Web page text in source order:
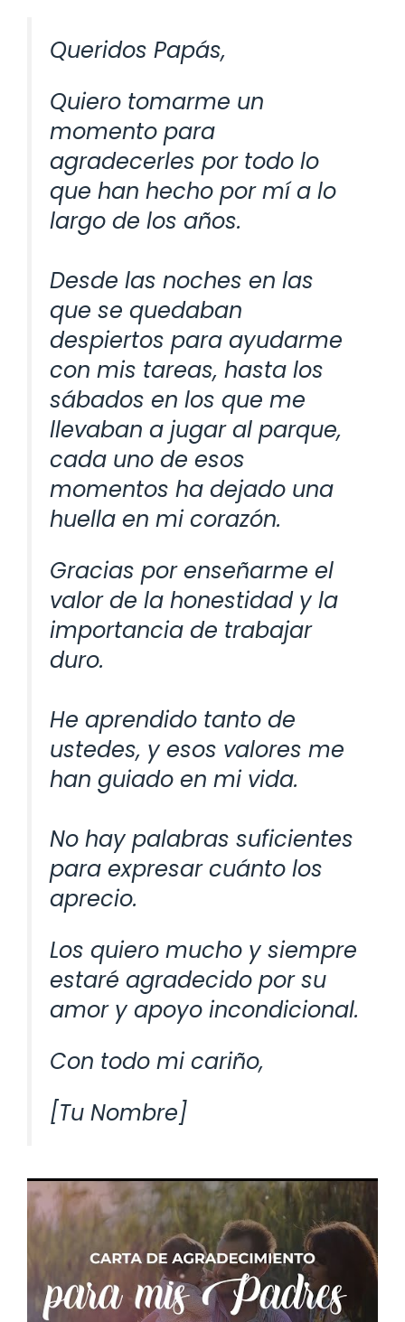
Queridos Papás,
Quiero tomarme un
momento para
agradecerles por todo lo
que han hecho por mí a lo
largo de los años.
Desde las noches en las
que se quedaban
despiertos para ayudarme
con mis tareas, hasta los
sábados en los que me
llevaban a jugar al parque,
cada uno de esos
momentos ha dejado una
huella en mi corazón.
Gracias por enseñarme el
valor de la honestidad y la
importancia de trabajar
duro.
He aprendido tanto de
ustedes, y esos valores me
han guiado en mi vida.
No hay palabras suficientes
para expresar cuánto los
aprecio.
Los quiero mucho y siempre
estaré agradecido por su
amor y apoyo incondicional.
Con todo mi cariño,
[Tu Nombre]